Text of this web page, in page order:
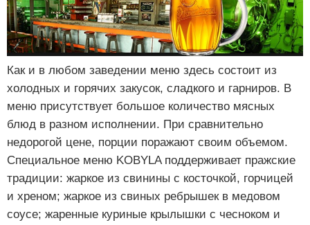
Как и в любом заведении меню здесь состоит из
холодных и горячих закусок, сладкого и гарниров. В
меню присутствует большое количество мясных
блюд в разном исполнении. При сравнительно
недорогой цене, порции поражают своим объемом.
Специальное меню KOBYLA поддерживает пражские
традиции: жаркое из свинины с косточкой, горчицей
и хреном; жаркое из свиных ребрышек в медовом
соусе; жаренные куриные крылышки с чесноком и